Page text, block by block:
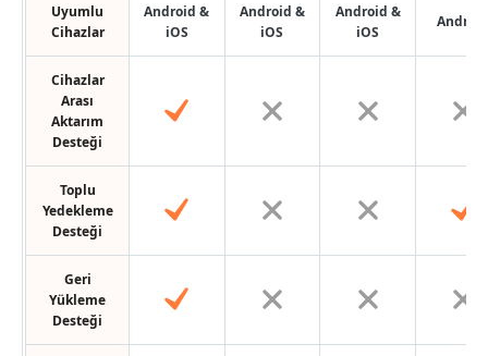
Uyumlu
Cihazlar
Android &
iOS
Android &
iOS
Android &
iOS
Cihazlar
Arası
Aktarım
Desteği
Toplu
Yedekleme
Desteği
Geri
Yükleme
Desteği